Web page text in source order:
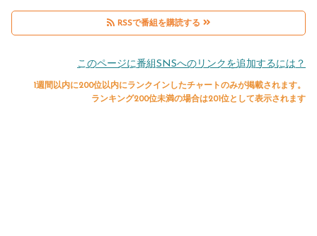
RSSで番組を購読する
このページに番組SNSへのリンクを追加するには？
1週間以内に200位以内にランクインしたチャートのみが掲載されます。
ランキング200位未満の場合は201位として表示されます